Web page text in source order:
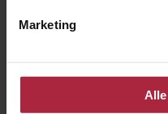
Marketing